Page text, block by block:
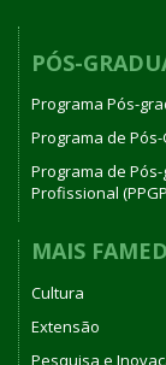
PÓS-
Programa Pós-
Programa de Pós-
Programa de
Profissional
MAIS FAMED
Cultura
Extensão
Pesquisa e